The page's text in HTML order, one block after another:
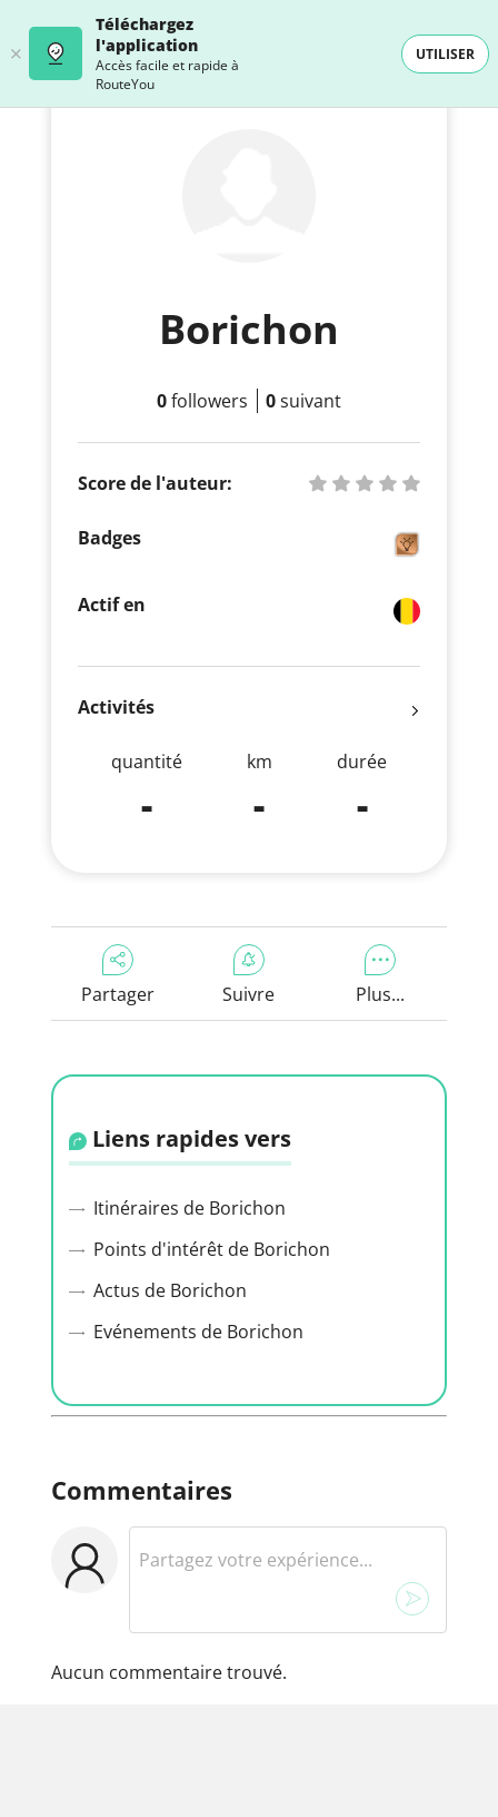
Téléchargez
l'application
Accès facile et rapide à
RouteYou
UTILISER
Borichon
0followers 0suivant
Score de l'auteur:
Badges
Actif en
Activités
quantité
-
km
-
durée
-
Partager Suivre Plus...
Liens rapides vers
Itinéraires de Borichon
Points d'intérêt de Borichon
Actus de Borichon
Evénements de Borichon
Commentaires
Aucun commentaire trouvé.